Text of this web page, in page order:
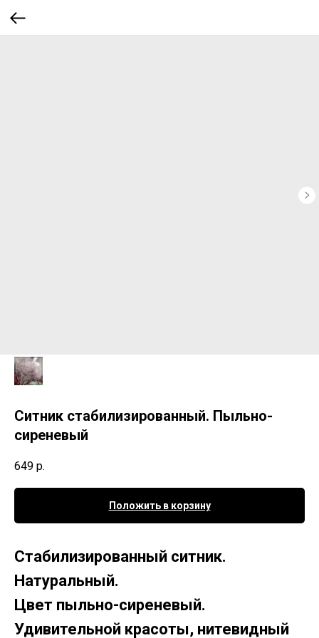
Ситник стабилизированный. Пыльно-
сиреневый
649 р.
Положить в корзину
Стабилизированный ситник.
Натуральный.
Цвет пыльно-сиреневый.
Удивительной красоты, нитевидный